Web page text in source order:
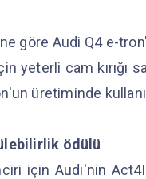
göre Audi Q4 e-
yeterli cam kırığı
üretiminde
ödülü
için Audi'nin